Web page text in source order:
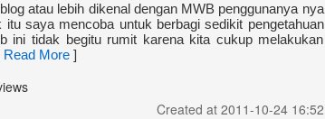
atau lebih dikenal dengan MWB penggunanya nya
saya mencoba untuk berbagi sedikit pengetahuan
tidak begitu rumit karena kita cukup melakukan
Read More ]
Created at 2011-10-24 16:52